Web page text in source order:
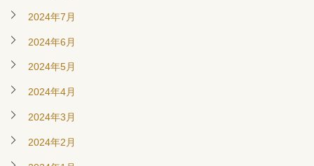
2024年7月
2024年6月
2024年5月
2024年4月
2024年3月
2024年2月